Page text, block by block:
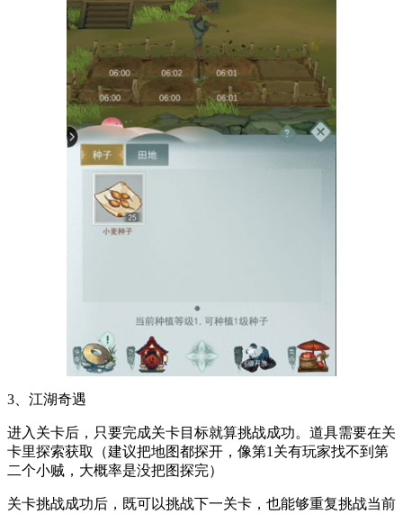
3、江湖奇遇
进入关卡后，只要完成关卡目标就算挑战成功。道具需要在关
卡里探索获取（建议把地图都探开，像第1关有玩家找不到第
二个小贼，大概率是没把图探完）
关卡挑战成功后，既可以挑战下一关卡，也能够重复挑战当前